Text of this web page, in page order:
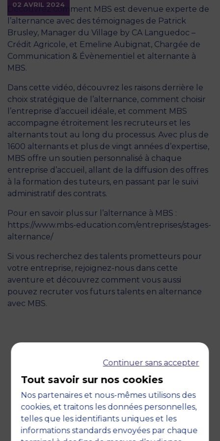
02 AVRIL 2024
Découvrez comment MBS est devenue experte de
l’alternance avec des témoignages de Patrick
Brusley, Manager du Village by CA Languedoc –
Crédit Agricole, et Emeline Aubignat, Chargée de
Communication & Évènementiel et alternante à
MBS.
Dans cette vidéo, découvrez les raisons derrière le
choix stratégique de l’alternance, comment choisir
l’entreprise d’accueil idéale, et comment MBS
accompagne étroitement les recruteurs et les
alternants tout au long du processus. Avec plus de
1600 alternants et plus de vingt années d’expertise,
MBS offre un soutien personnalisé à chaque
entreprise d’accueil, allant de la diffusion des offres
à la formation des tuteurs, en passant par le suivi
administratif des contrats.
Pour en savoir plus sur l’alternance à MBS :
https://www.mbs-education.com/entreprises/stages-
alternance/
Si vous recherchez des talents prometteurs pour
votre entreprise, rejoignez-nous dans cette
aventure et découvrez comment vous aussi
pouvez recruter vos futurs talents en alternance
avec MBS.
Continuer sans accepter
Tout savoir sur nos cookies
Nos partenaires et nous-mêmes utilisons des
cookies, et traitons les données personnelles,
telles que les identifiants uniques et les
informations standards envoyées par chaque